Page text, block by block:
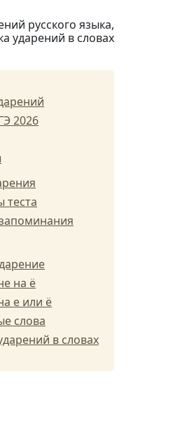
русского языка,
ударений в словах
2026
теста
на ё
е или ё
слова
в словах